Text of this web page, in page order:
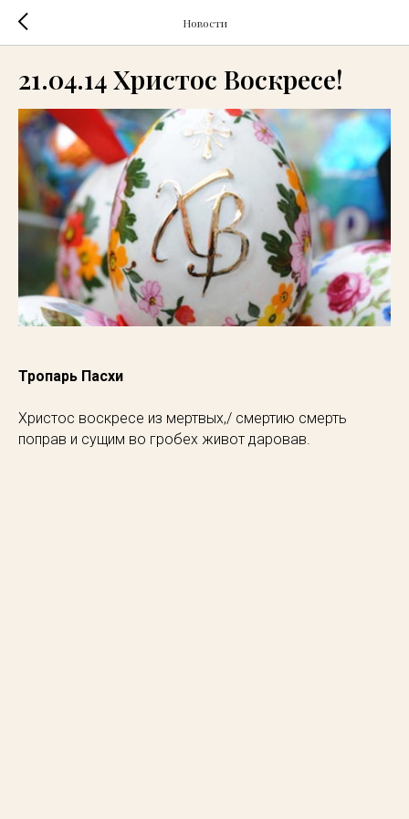
Новости
21.04.14 Христос Воскресе!
Тропарь Пасхи
Христос воскресе из мертвых,/ смертию смерть
поправ и сущим во гробех живот даровав.